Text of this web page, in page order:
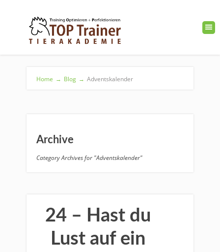
Home → Blog → Adventskalender
Archive
Category Archives for "Adventskalender"
24 – Hast du
Lust auf ein